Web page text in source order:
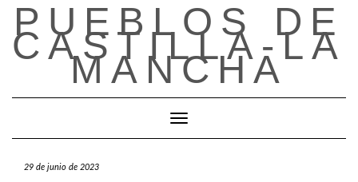
Saltar
contenido
PUEBLOS DE
CASTILLA-LA
MANCHA
Cambiar modo de navegación
29 de junio de 2023